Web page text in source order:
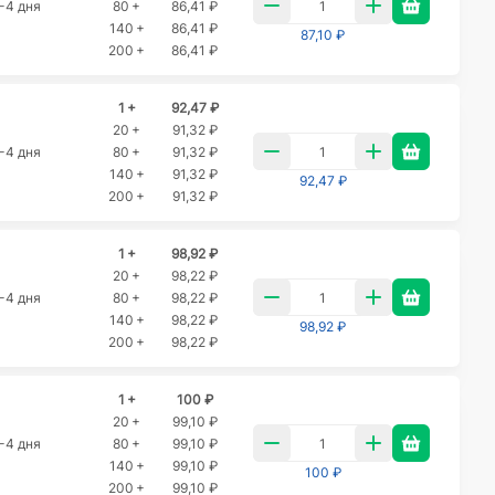
4 дня 80 +
86,41 ₽
140 +
86,41 ₽
200 +
86,41 ₽
87,10 ₽
4 дня
1 +
92,47 ₽
20 +
91,32 ₽
80 +
91,32 ₽
140 +
91,32 ₽
200 +
91,32 ₽
92,47 ₽
4 дня
1 +
98,92 ₽
20 +
98,22 ₽
80 +
98,22 ₽
140 +
98,22 ₽
200 +
98,22 ₽
98,92 ₽
4 дня
1 +
100 ₽
20 +
99,10 ₽
80 +
99,10 ₽
140 +
99,10 ₽
200 +
99,10 ₽
100 ₽